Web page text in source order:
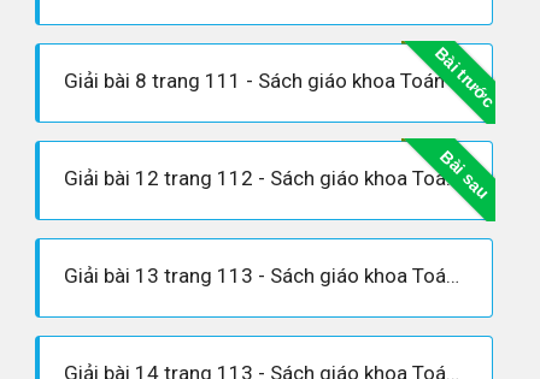
Bài trước
Giải bài 8 trang 111 - Sách giáo khoa Toán 9 tập 2
Bài sau
Giải bài 12 trang 112 - Sách giáo khoa Toán 9 tập 2
Giải bài 13 trang 113 - Sách giáo khoa Toán 9 tập 2
Giải bài 14 trang 113 - Sách giáo khoa Toán 9 tập 2